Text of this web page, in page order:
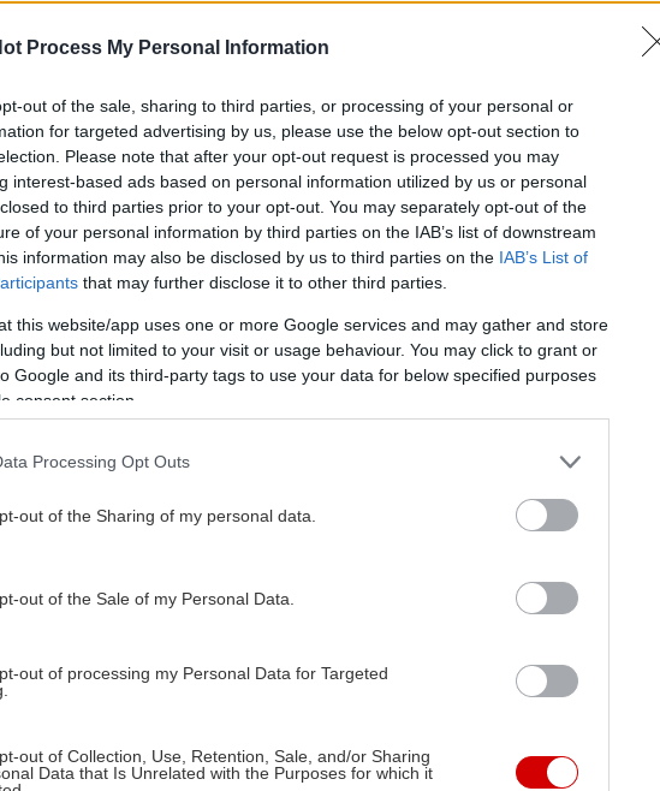
Process My Personal Information
out of the sale, sharing to third parties, or processing of your personal or
for targeted advertising by us, please use the below opt-out section to
Please note that after your opt-out request is processed you may
interest-based ads based on personal information utilized by us or personal
to third parties prior to your opt-out. You may separately opt-out of the
of your personal information by third parties on the IAB’s list of downstream
information may also be disclosed by us to third parties on the IAB’s List of
that may further disclose it to other third parties.
this website/app uses one or more Google services and may gather and store
but not limited to your visit or usage behaviour. You may click to grant or
Google and its third-party tags to use your data for below specified purposes
consent section.
Processing Opt Outs
out of the Sharing of my personal data.
out of the Sale of my Personal Data.
out of processing my Personal Data for Targeted
out of Collection, Use, Retention, Sale, and/or Sharing
Data that Is Unrelated with the Purposes for which it